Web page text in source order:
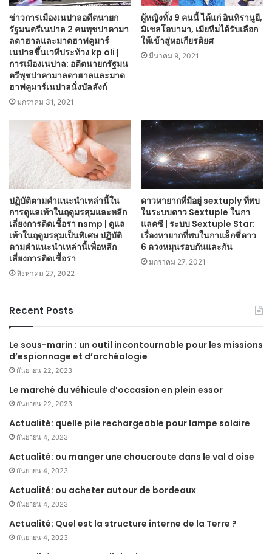
ข่าวการเมืองเนปาลอดีตนายก
รัฐมนตรีเนปาล 2 คนพุชปาคามา
ลดาฮาลและมาดฮาฟคูมาร์
เนปาลขึ้นเวทีประท้วง kp oli |
การเมืองเนปาล: อดีตนายกรัฐมน
ตรีพุชปาคามาลดาฮาลและมาด
ฮาฟคูมาร์เนปาลนั่งบัลลังก์
มกราคม 31, 2021
ผู้หญิงทั้ง 9 คนนี้ ได้แก่ อินทิรานูยี,
มิเชลโอบามา, เมียหืมได้รับเลือก
ให้เข้าสู่หอเกียรติยศ
มีนาคม 9, 2021
ปฏิบัติตามคำแนะนำเหล่านี้ใน
การดูแลเท้าในฤดูมรสุมและหลีก
เลี่ยงการติดเชื้อรา nsmp | ดูแล
เท้าในฤดูมรสุมเป็นพิเศษ ปฏิบัติ
ตามคำแนะนำเหล่านี้เพื่อหลีก
เลี่ยงการติดเชื้อรา
สิงหาคม 27, 2022
ดาวหายากที่มีอยู่ sextuply ที่พบ
ในระบบดาว Sextuple ในกา
แลคซี | ระบบ Sextuple Star:
เรื่องหายากที่พบในกาแล็กซี่ดาว
6 ดวงหมุนรอบกันและกัน
มกราคม 27, 2021
Recent Posts
Le sous-marin : un outil incontournable pour les missions
d’espionnage et d’archéologie
กันยายน 22, 2023
Le marché du véhicule d’occasion en plein essor
กันยายน 22, 2023
Actualité: quelle pile rechargeable pour lampe solaire
กันยายน 4, 2023
Actualité: ou manger une choucroute dans le val d oise
กันยายน 4, 2023
Actualité: ou acheter autour de bordeaux
กันยายน 4, 2023
Actualité: Quel est la structure interne de la Terre ?
กันยายน 4, 2023